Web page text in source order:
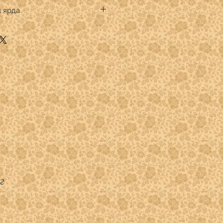
Spirit
премиум
ярда
кратном 1/4 ярда.
указывать:
-1
- 2
3
4